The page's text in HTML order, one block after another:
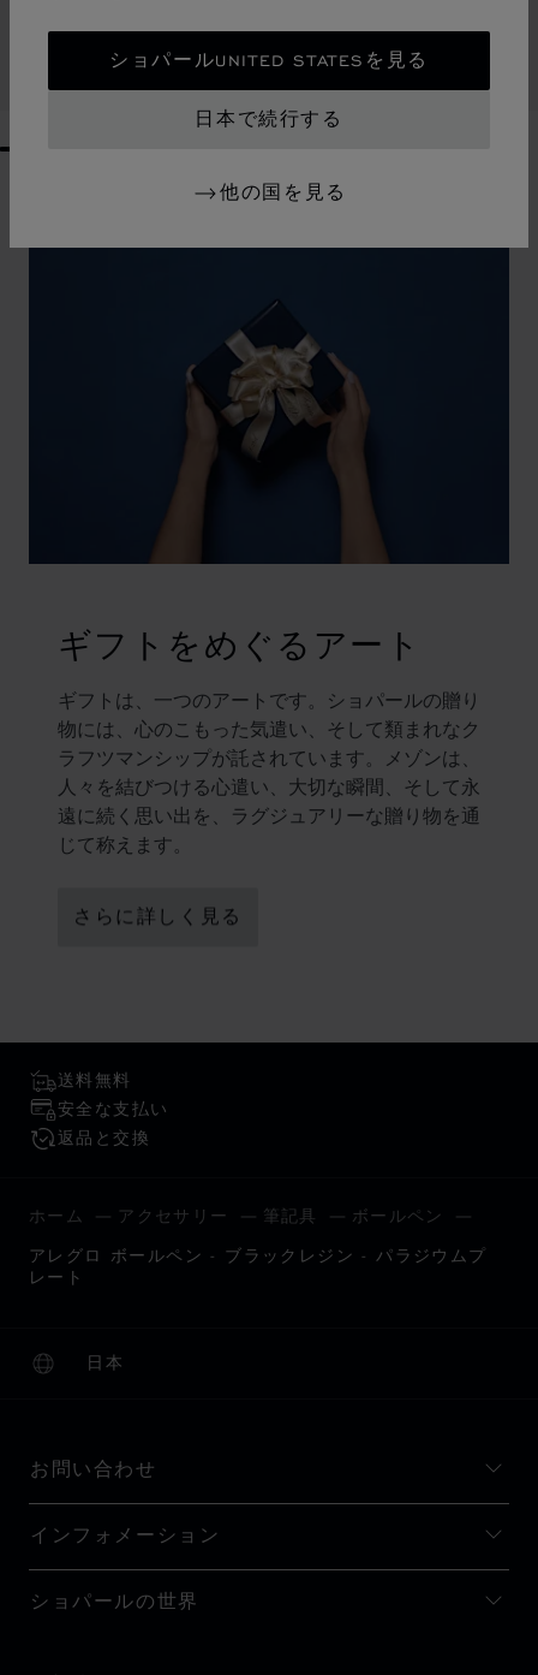
ショパールUNITED STATESを見る
日本で続行する
他の国を見る
¥ 58,300
ギフトをめぐるアート
ギフトは、一つのアートです。ショパールの贈り
物には、心のこもった気遣い、そして類まれなク
ラフツマンシップが託されています。メゾンは、
人々を結びつける心遣い、大切な瞬間、そして永
遠に続く思い出を、ラグジュアリーな贈り物を通
じて称えます。
さらに詳しく見る
送料無料
安全な支払い
返品と交換
ホーム アクセサリー 筆記具 ボールペン
アレグロ ボールペン - ブラックレジン - パラジウムプ
レート
日本
ローカリゼーション (国の変更)
国の変更
お問い合わせ
インフォメーション
ショパールの世界